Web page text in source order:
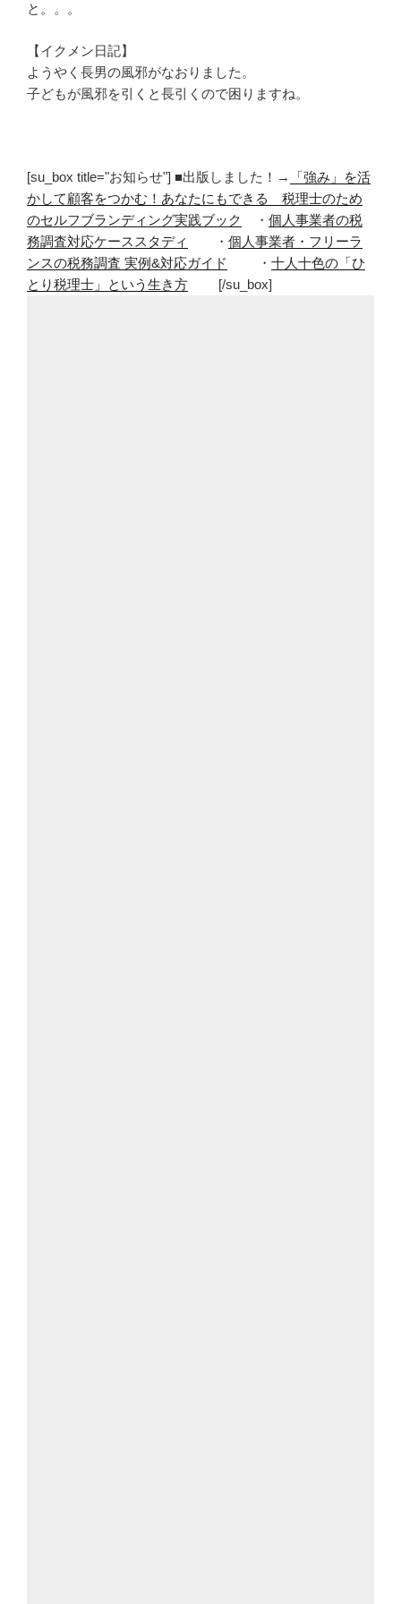
と。。。
【イクメン日記】
ようやく長男の風邪がなおりました。
子どもが風邪を引くと長引くので困りますね。
[su_box title="お知らせ"] ■出版しました！→
「強み」を活
かして顧客をつかむ！あなたにもできる 税理士のため
のセルフブランディング実践ブック
・ 個人事業者の税
務調査対応ケーススタディ
・ 個人事業者・フリーラ
ンスの税務調査 実例&対応ガイド
・ 十人十色の「ひ
とり税理士」という生き方 [/su_box]